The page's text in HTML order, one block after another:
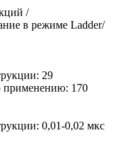
/
в режиме Ladder/
29
применению: 170
0,01-0,02 мкс